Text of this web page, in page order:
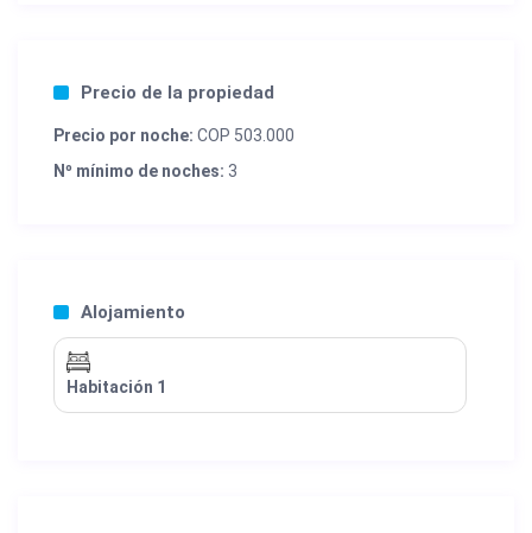
Precio de la propiedad
Precio por noche: COP 503.000
Nº mínimo de noches: 3
Alojamiento
Habitación 1